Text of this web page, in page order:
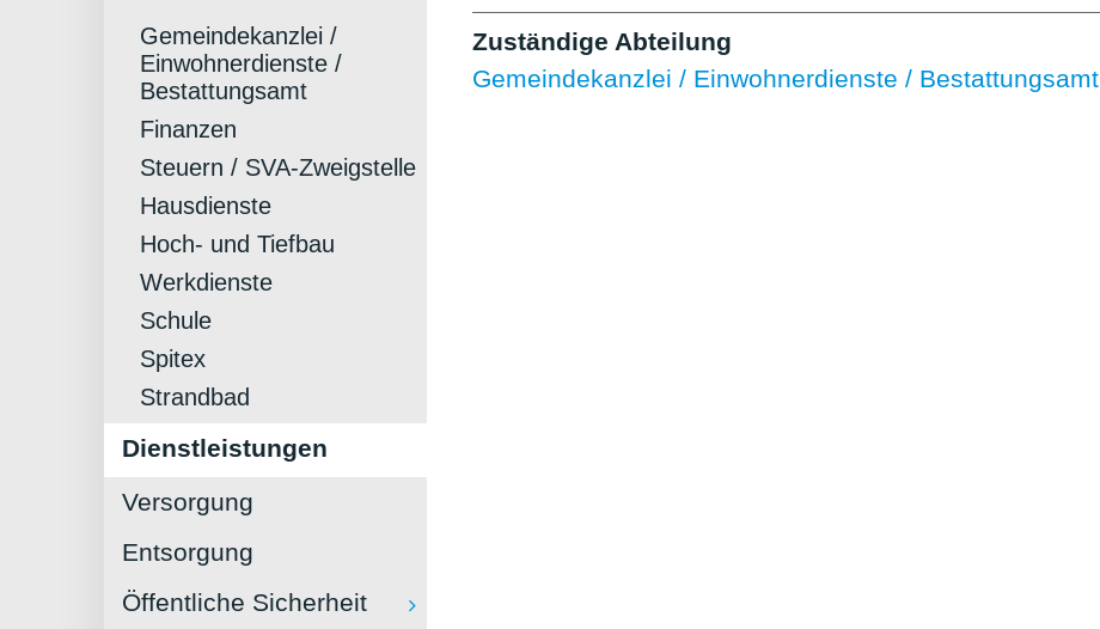
Gemeindekanzlei /
Einwohnerdienste /
Bestattungsamt
Finanzen
Steuern / SVA-Zweigstelle
Hausdienste
Hoch- und Tiefbau
Werkdienste
Schule
Spitex
Strandbad
Dienstleistungen
Versorgung
Entsorgung
Öffentliche Sicherheit
Zuständige Abteilung
Gemeindekanzlei / Einwohnerdienste / Bestattungsamt